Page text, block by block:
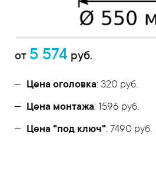
от 5 574 руб.
Цена оголовка: 320 руб.
Цена монтажа: 1596 руб.
Цена "под ключ": 7490 руб.